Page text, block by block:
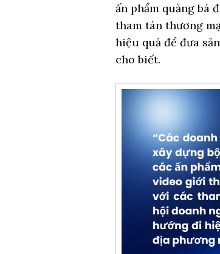
ấn phẩm quảng bá
tham tán thương
hiệu quả để đưa
cho biết.